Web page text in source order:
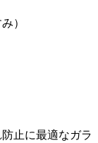
）
止に最適なガラ